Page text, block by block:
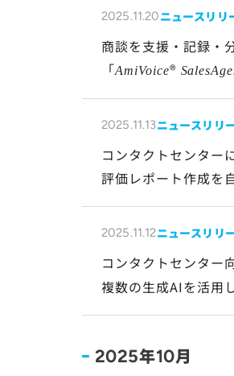
2025.11.20ニュースリリ
商談を支援・記録・
「AmiVoice®
2025.11.13ニュースリリ
コンタクトセンター
評価レポート作成を
2025.11.12ニュースリリ
コンタクトセンター
複数の生成AIを活用
2025年10月